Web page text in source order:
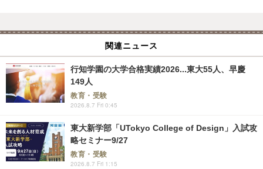
関連ニュース
行知学園の大学合格実績2026...東大55人、早慶
149人
教育・受験
2026.8.7 Fri 0:45
東大新学部「UTokyo College of Design」入試攻
略セミナー9/27
教育・受験
2026.8.7 Fri 1:15